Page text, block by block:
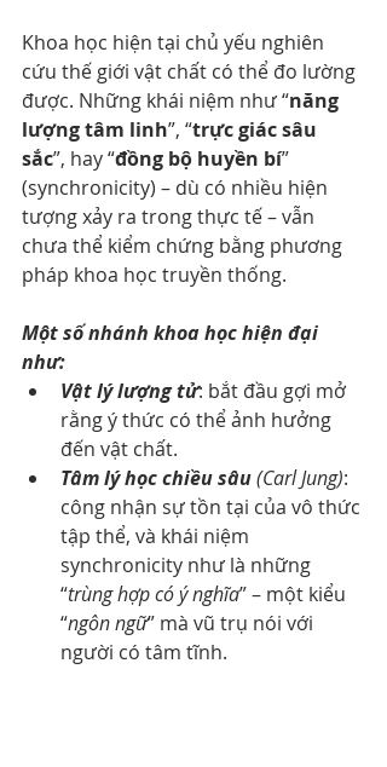
Khoa học hiện tại chủ yếu nghiên
cứu thế giới vật chất có thể đo lường
được. Những khái niệm như “năng
lượng tâm linh”, “trực giác sâu
sắc”, hay “đồng bộ huyền bí”
(synchronicity) – dù có nhiều hiện
tượng xảy ra trong thực tế – vẫn
chưa thể kiểm chứng bằng phương
pháp khoa học truyền thống.
Một số nhánh khoa học hiện đại
như:
Vật lý lượng tử: bắt đầu gợi mở
rằng ý thức có thể ảnh hưởng
đến vật chất.
Tâm lý học chiều sâu (Carl Jung):
công nhận sự tồn tại của vô thức
tập thể, và khái niệm
synchronicity như là những
“trùng hợp có ý nghĩa” – một kiểu
“ngôn ngữ” mà vũ trụ nói với
người có tâm tĩnh.